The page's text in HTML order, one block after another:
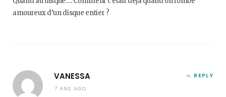
amoureux d’un disque entier ?
VANESSA
7 ANS AGO
REPLY